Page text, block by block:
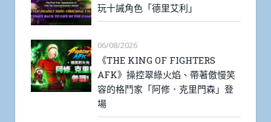
玩十誡角色「德里艾利」
06/08/2026
《THE KING OF FIGHTERS
AFK》操控翠綠火焰、帶著傲慢笑
容的格鬥家「阿修．克里門森」登
場